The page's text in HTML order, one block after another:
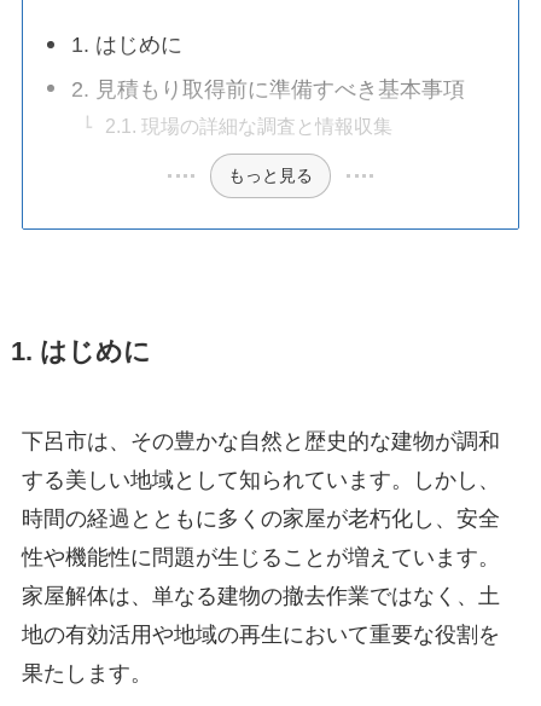
1. はじめに
2. 見積もり取得前に準備すべき基本事項
2.1. 現場の詳細な調査と情報収集
もっと見る
1. はじめに
下呂市は、その豊かな自然と歴史的な建物が調和
する美しい地域として知られています。しかし、
時間の経過とともに多くの家屋が老朽化し、安全
性や機能性に問題が生じることが増えています。
家屋解体は、単なる建物の撤去作業ではなく、土
地の有効活用や地域の再生において重要な役割を
果たします。